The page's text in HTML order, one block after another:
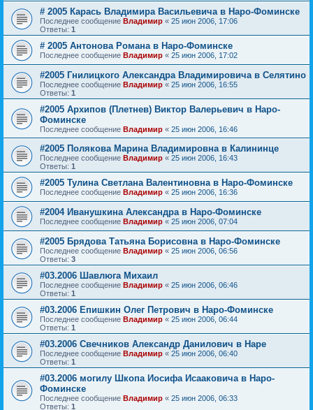
# 2005 Карась Владимира Васильевича в Наро-Фоминске
Последнее сообщение Владимир « 25 июн 2006, 17:06
Ответы: 1
# 2005 Антонова Романа в Наро-Фоминске
Последнее сообщение Владимир « 25 июн 2006, 17:02
#2005 Гнилицкого Александра Владимировича в Селятино
Последнее сообщение Владимир « 25 июн 2006, 16:55
Ответы: 1
#2005 Архипов (Плетнев) Виктор Валерьевич в Наро-
Фоминске
Последнее сообщение Владимир « 25 июн 2006, 16:46
#2005 Полякова Марина Владимировна в Калининце
Последнее сообщение Владимир « 25 июн 2006, 16:43
Ответы: 1
#2005 Тулина Светлана Валентиновна в Наро-Фоминске
Последнее сообщение Владимир « 25 июн 2006, 16:36
#2004 Иванушкина Александра в Наро-Фоминске
Последнее сообщение Владимир « 25 июн 2006, 07:04
#2005 Брядова Татьяна Борисовна в Наро-Фоминске
Последнее сообщение Владимир « 25 июн 2006, 06:56
Ответы: 3
#03.2006 Шавлюга Михаил
Последнее сообщение Владимир « 25 июн 2006, 06:46
Ответы: 1
#03.2006 Епишкин Олег Петрович в Наро-Фоминске
Последнее сообщение Владимир « 25 июн 2006, 06:44
Ответы: 1
#03.2006 Свечников Александр Данилович в Наре
Последнее сообщение Владимир « 25 июн 2006, 06:40
Ответы: 1
#03.2006 могилу Шкопа Иосифа Исааковича в Наро-
Фоминске
Последнее сообщение Владимир « 25 июн 2006, 06:33
Ответы: 1